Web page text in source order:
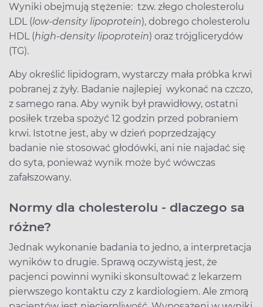
Wyniki obejmują stężenie: tzw. złego cholesterolu
LDL (low-density lipoprotein), dobrego cholesterolu
HDL (high-density lipoprotein) oraz trójglicerydów
(TG).
Aby określić lipidogram, wystarczy mała próbka krwi
pobranej z żyły. Badanie najlepiej wykonać na czczo,
z samego rana. Aby wynik był prawidłowy, ostatni
posiłek trzeba spożyć 12 godzin przed pobraniem
krwi. Istotne jest, aby w dzień poprzedzający
badanie nie stosować głodówki, ani nie najadać się
do syta, ponieważ wynik może być wówczas
zafałszowany.
Normy dla cholesterolu - dlaczego sa
różne?
Jednak wykonanie badania to jedno, a interpretacja
wyników to drugie. Sprawą oczywistą jest, że
pacjenci powinni wyniki skonsultować z lekarzem
pierwszego kontaktu czy z kardiologiem. Ale zmorą